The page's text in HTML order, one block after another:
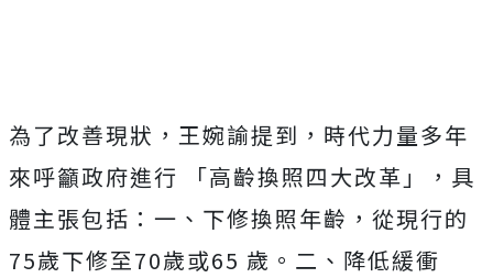
為了改善現狀，王婉諭提到，時代力量多年
來呼籲政府進行 「高齡換照四大改革」， 具
體主張包括：一、下修換照年齡，從現行的
75歲下修至70歲或65 歲。二、降低緩衝